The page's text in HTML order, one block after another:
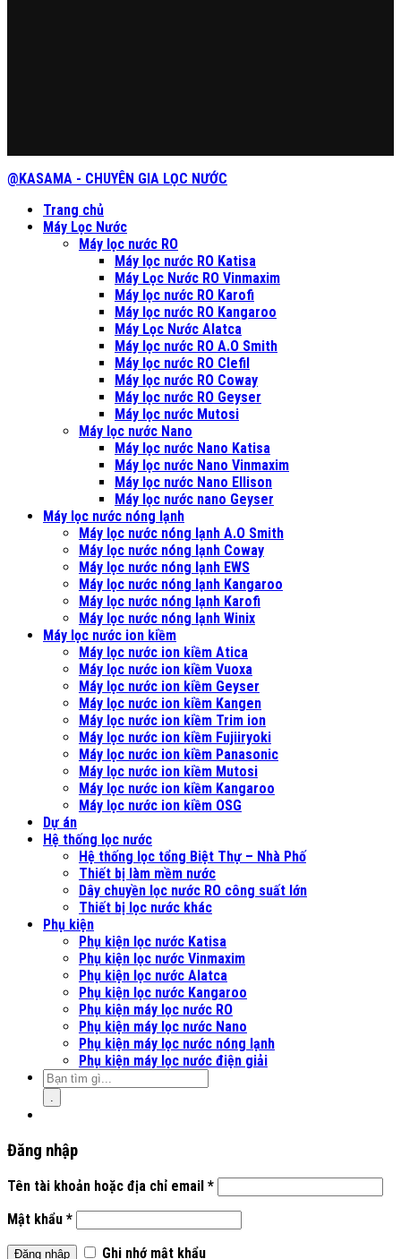
@KASAMA - CHUYÊN GIA LỌC NƯỚC
Trang chủ
Máy Lọc Nước
Máy lọc nước RO
Máy lọc nước RO Katisa
Máy Lọc Nước RO Vinmaxim
Máy lọc nước RO Karofi
Máy lọc nước RO Kangaroo
Máy Lọc Nước Alatca
Máy lọc nước RO A.O Smith
Máy lọc nước RO Clefil
Máy lọc nước RO Coway
Máy lọc nước RO Geyser
Máy lọc nước Mutosi
Máy lọc nước Nano
Máy lọc nước Nano Katisa
Máy lọc nước Nano Vinmaxim
Máy lọc nước Nano Ellison
Máy lọc nước nano Geyser
Máy lọc nước nóng lạnh
Máy lọc nước nóng lạnh A.O Smith
Máy lọc nước nóng lạnh Coway
Máy lọc nước nóng lạnh EWS
Máy lọc nước nóng lạnh Kangaroo
Máy lọc nước nóng lạnh Karofi
Máy lọc nước nóng lạnh Winix
Máy lọc nước ion kiềm
Máy lọc nước ion kiềm Atica
Máy lọc nước ion kiềm Vuoxa
Máy lọc nước ion kiềm Geyser
Máy lọc nước ion kiềm Kangen
Máy lọc nước ion kiềm Trim ion
Máy lọc nước ion kiềm Fujiiryoki
Máy lọc nước ion kiềm Panasonic
Máy lọc nước ion kiềm Mutosi
Máy lọc nước ion kiềm Kangaroo
Máy lọc nước ion kiềm OSG
Dự án
Hệ thống lọc nước
Hệ thống lọc tổng Biệt Thự – Nhà Phố
Thiết bị làm mềm nước
Dây chuyền lọc nước RO công suất lớn
Thiết bị lọc nước khác
Phụ kiện
Phụ kiện lọc nước Katisa
Phụ kiện lọc nước Vinmaxim
Phụ kiện lọc nước Alatca
Phụ kiện lọc nước Kangaroo
Phụ kiện máy lọc nước RO
Phụ kiện máy lọc nước Nano
Phụ kiện máy lọc nước nóng lạnh
Phụ kiện máy lọc nước điện giải
.
Đăng nhập
Tên tài khoản hoặc địa chỉ email *
Mật khẩu *
Đăng nhập Ghi nhớ mật khẩu